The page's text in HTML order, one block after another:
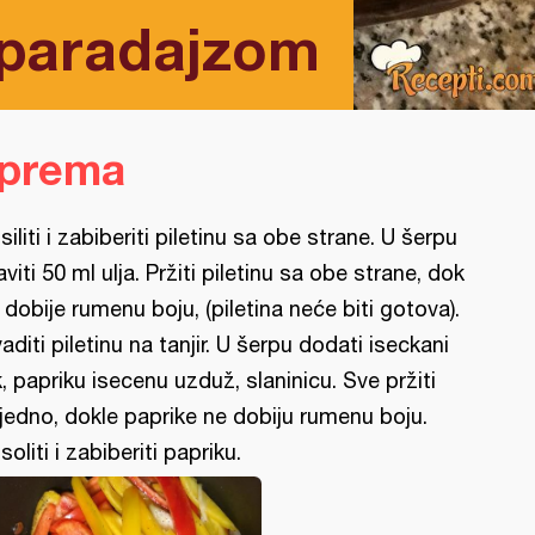
i zabiberiti piletinu sa obe strane. U šerpu
50 ml ulja. Pržiti piletinu sa obe strane, dok
dobije rumenu boju, (piletina neće biti gotova).
piletinu na tanjir. U šerpu dodati iseckani
papriku isecenu uzduž, slaninicu. Sve pržiti
dokle paprike ne dobiju rumenu boju.
i zabiberiti papriku.